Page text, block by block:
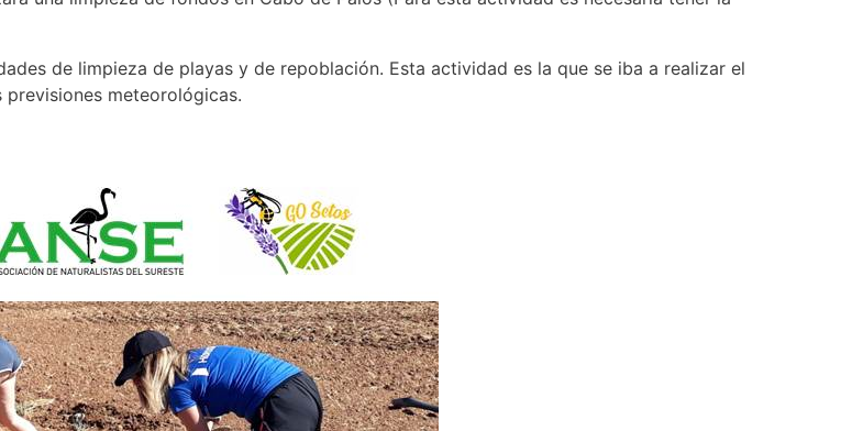
de limpieza de playas y de repoblación. Esta actividad es la que se iba a realizar el
meteorológicas.